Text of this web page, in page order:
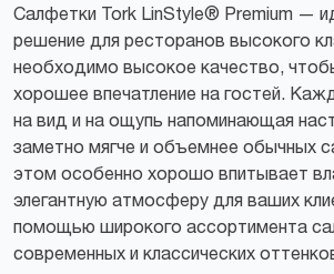
Салфетки Tork LinStyle® Premium —
решение для ресторанов высокого
необходимо высокое качество,
хорошее впечатление на гостей.
на вид и на ощупь напоминающая
заметно мягче и объемнее обычных
этом особенно хорошо впитывает
элегантную атмосферу для ваших
помощью широкого ассортимента
современных и классических